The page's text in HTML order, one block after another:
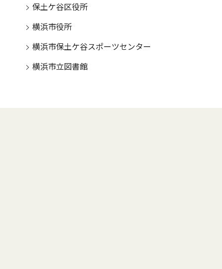
保土ケ谷区役所
横浜市役所
横浜市保土ケ谷スポーツセンター
横浜市立図書館